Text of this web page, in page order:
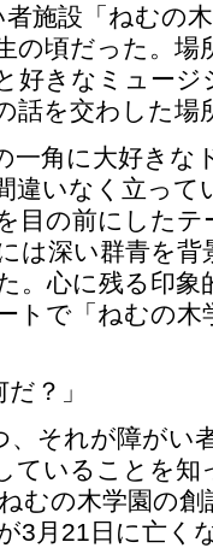
施設「ねむの
の頃だった。場
好きなミュージ
話を交わした場
一角に大好きな
違いなく立って
目の前にした
は深い群青を
。心に残る印象
トで「ねむの木
？」
、それが障がい
ていることを知
むの木学園の
3月21日に亡く